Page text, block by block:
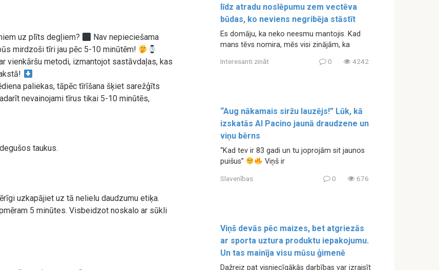
uz plīts degļiem?
Nav nepieciešama
mirdzoši tīri jau pēc 5-10 minūtēm!
vienkāršu metodi, izmantojot sastāvdaļas, kas
paliekas, tāpēc tīrīšana šķiet sarežģīts
nevainojami tīrus tikai 5-10 minūtēs,
taukus.
uzkapājiet uz tā nelielu daudzumu etiķa.
5 minūtes. Visbeidzot noskalo ar sūkli
līdz atradu noslēpumu zem vectēva
būdas, ko neviens negribēja stāstīt
Es domāju, ka neko neesmu mantojis. Kad
mans tēvs nomira, mēs visi zinājām, ka
Interesanti zināt 0 4242
“Aug nākamais siržu lauzējs!” Lūk, kā
izskatās Al Pacino jaunā draudzene un
viņu bērns
“Kad tev ir 83 gadi un tu joprojām sit jaunos
puišus”
Viņš ir
Slavenības 0 676
Viņš devās pēc maizes, bet atgriezās
ar sporta uztura produktu iepakojumu.
Un tas mainīja visu mūsu ģimenē
Dažreiz pat visniecīgākās darbības var izraisīt